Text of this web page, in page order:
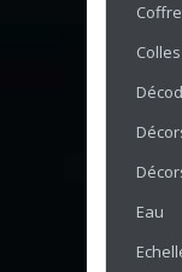
Colles
Eau